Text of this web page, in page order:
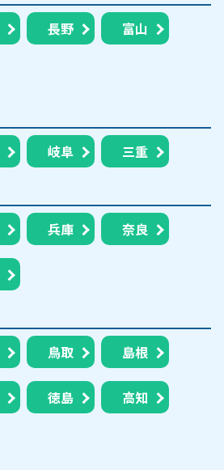
長野 富山
岐阜
三重
兵庫 奈良
鳥取 島根
徳島 高知